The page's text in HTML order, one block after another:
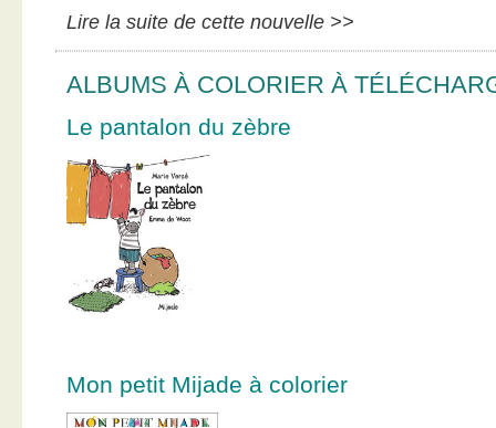
Lire la suite de cette nouvelle >>
ALBUMS À COLORIER À
Le pantalon du zèbre
Mon petit Mijade à colorier